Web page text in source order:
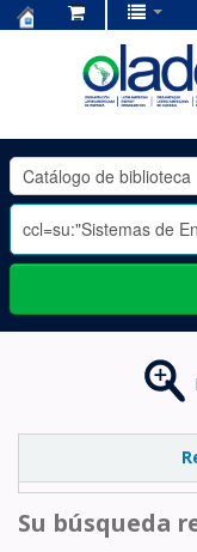
OLADE
-
Su búsqueda